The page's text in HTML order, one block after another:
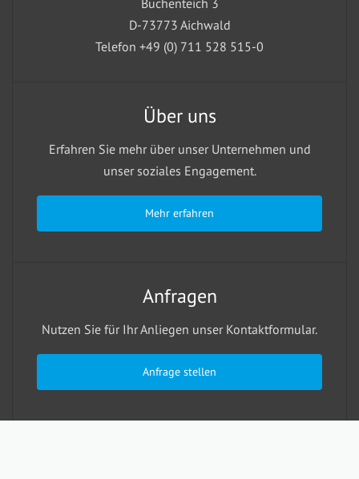
Buchenteich 3
D-73773 Aichwald
Telefon +49 (0) 711 528 515-0
Über uns
Erfahren Sie mehr über unser Unternehmen und
unser soziales Engagement.
Mehr erfahren
Anfragen
Nutzen Sie für Ihr Anliegen unser Kontaktformular.
Anfrage stellen